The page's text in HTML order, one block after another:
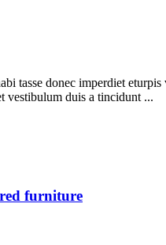
tasse donec imperdiet eturpis
vestibulum duis a tincidunt ...
furniture